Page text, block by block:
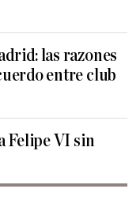
las razones
entre club
Felipe VI sin